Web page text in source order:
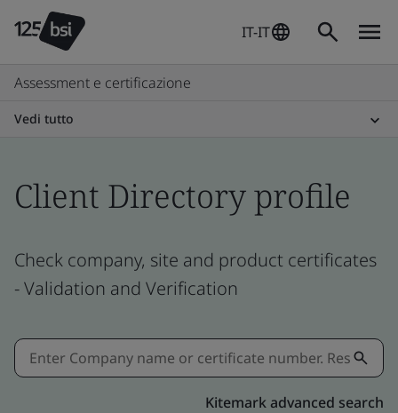
IT-IT
Assessment e certificazione
Vedi tutto
Client Directory profile
Check company, site and product certificates
- Validation and Verification
Kitemark advanced search